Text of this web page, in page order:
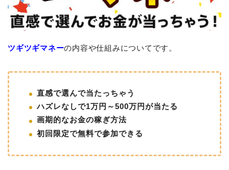
ツギツギマネーの内容や仕組みについてです。
直感で選んで当たっちゃう
ハズレなしで1万円～500万円が当たる
画期的なお金の稼ぎ方法
初回限定で無料で参加できる